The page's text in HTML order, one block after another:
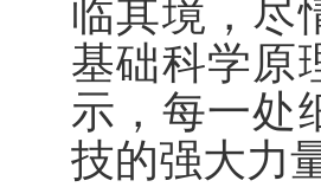
临其境，尽
基础科学原
示，每一处
技的强大力